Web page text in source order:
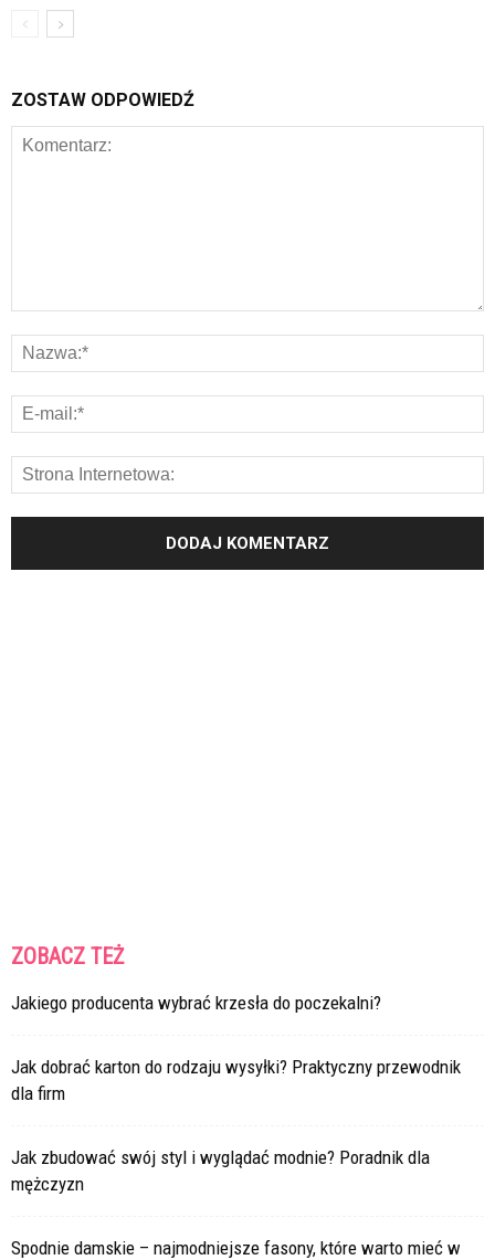
ZOSTAW ODPOWIEDŹ
ZOBACZ TEŻ
Jakiego producenta wybrać krzesła do poczekalni?
Jak dobrać karton do rodzaju wysyłki? Praktyczny przewodnik
dla firm
Jak zbudować swój styl i wyglądać modnie? Poradnik dla
mężczyzn
Spodnie damskie – najmodniejsze fasony, które warto mieć w